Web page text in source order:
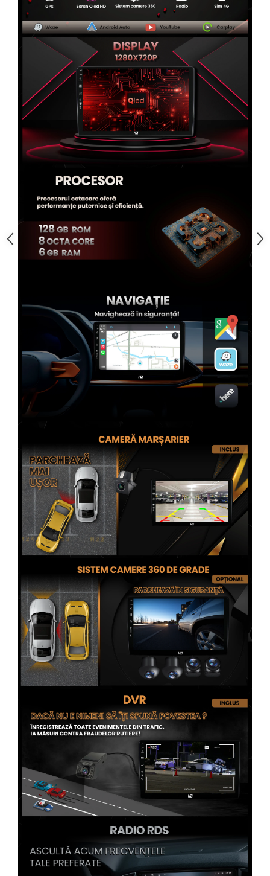
Rame adaptoare Nissan
Rame adaptoare Fiat
Rame adaptoare Hyundai
Rame adaptoare Chevrolet
Rame adaptoare Mitsubishi
Rame adaptoare Jeep
Rame adaptoare Chrysler
Rame adaptoare Dodge
Rame adaptoare Isuzu
Rame adaptoare Iveco
Rame adaptoare Smart
Rame adaptoare Land Rover
Rame adaptoare Ssangyong
Conectica Auto
Conectică Audi
Conectică Ford
Conectică Volkswagen
Conectică Skoda
Conectică Honda
Conectică BMW
Conectică BMW
Conectică Chevrolet
Conectică Renault
Conectică Kia
Conectică Mitsubishi